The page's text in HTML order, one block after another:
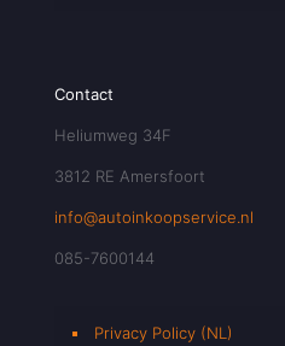
Contact
Heliumweg 34F
3812 RE Amersfoort
info@autoinkoopservice.nl
085-7600144
Privacy Policy (NL)